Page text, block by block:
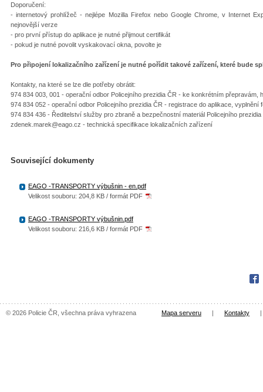
Doporučení:
- internetový prohlížeč - nejlépe Mozilla Firefox nebo Google Chrome, v Internet
nejnovější verze
- pro první přístup do aplikace je nutné přijmout certifikát
- pokud je nutné povolit vyskakovací okna, povolte je
Pro připojení lokalizačního zařízení je nutné pořídit takové zařízení, které bude
Kontakty, na které se lze dle potřeby obrátit:
974 834 003, 001 - operační odbor Policejního prezidia ČR - ke konkrétním přepravám,
974 834 052 - operační odbor Policejního prezidia ČR - registrace do aplikace, vyplnění
974 834 436 - Ředitelství služby pro zbraně a bezpečnostní materiál Policejního
zdenek.marek@eago.cz - technická specifikace lokalizačních zařízení
Související dokumenty
EAGO -TRANSPORTY výbušnin - en.pdf
Velikost souboru: 204,8 KB / formát PDF
EAGO -TRANSPORTY výbušnin.pdf
Velikost souboru: 216,6 KB / formát PDF
© 2026 Policie ČR, všechna práva vyhrazena Mapa serveru Kontakty